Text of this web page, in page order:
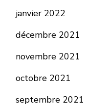
janvier 2022
décembre 2021
novembre 2021
octobre 2021
septembre 2021